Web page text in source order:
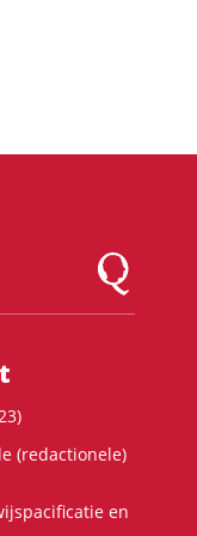
Logo
(redactionele)
en